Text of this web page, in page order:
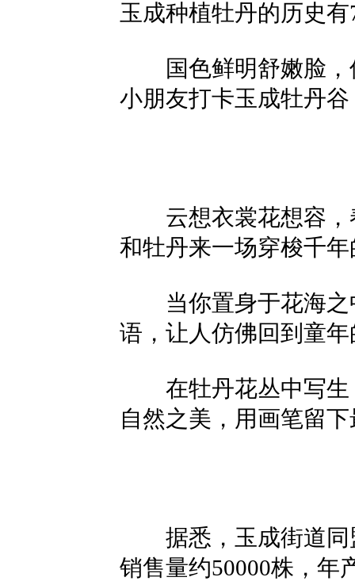
玉成种植牡丹的历史
国色鲜明舒嫩脸，
小朋友打卡玉成牡丹
云想衣裳花想容，
和牡丹来一场穿梭千
当你置身于花海之
语，让人仿佛回到童
在牡丹花丛中写生
自然之美，用画笔留
据悉，玉成街道同
销售量约50000株，年